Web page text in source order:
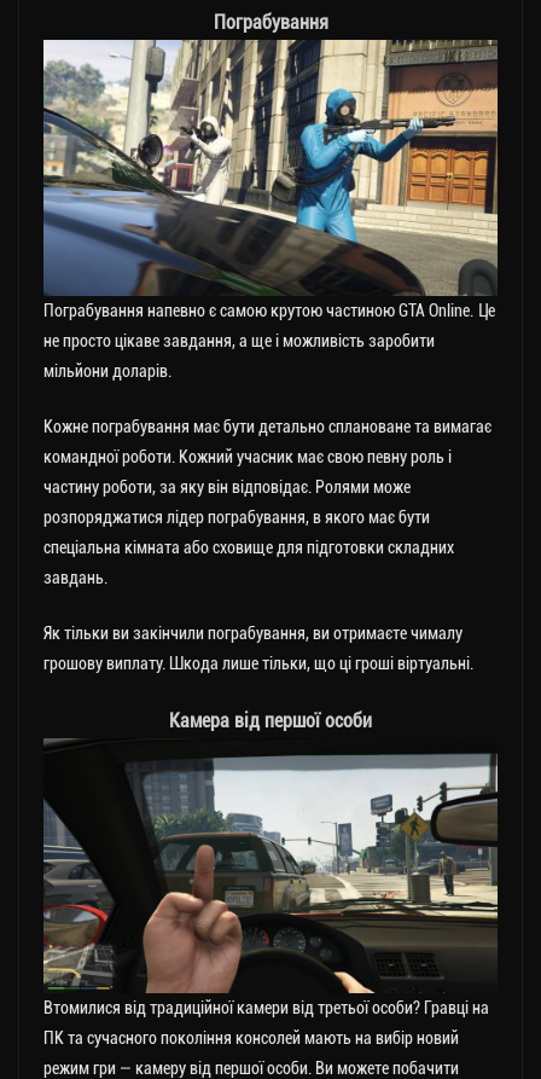
Пограбування
Пограбування напевно є самою крутою частиною GTA Online. Це
не просто цікаве завдання, а ще і можливість заробити
мільйони доларів.
Кожне пограбування має бути детально сплановане та вимагає
командної роботи. Кожний учасник має свою певну роль і
частину роботи, за яку він відповідає. Ролями може
розпоряджатися лідер пограбування, в якого має бути
спеціальна кімната або сховище для підготовки складних
завдань.
Як тільки ви закінчили пограбування, ви отримаєте чималу
грошову виплату. Шкода лише тільки, що ці гроші віртуальні.
Камера від першої особи
Втомилися від традиційної камери від третьої особи? Гравці на
ПК та сучасного покоління консолей мають на вибір новий
режим гри — камеру від першої особи. Ви можете побачити